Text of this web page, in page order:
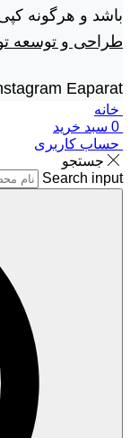
باشد و هرگونه
طراحی و توسعه
Eaparat
خانه
0 سبد خرید
حساب کاربری
جستجو
Search input